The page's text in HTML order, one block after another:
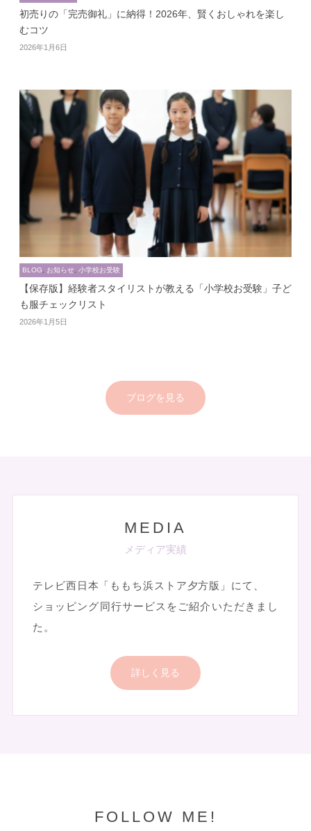
初売りの「完売御礼」に納得！2026年、賢くおしゃれを楽し
むコツ
2026年1月6日
BLOG, お知らせ, 小学校お受験
【保存版】経験者スタイリストが教える「小学校お受験」子ど
も服チェックリスト
2026年1月5日
ブログを見る
MEDIA
メディア実績
テレビ西日本「ももち浜ストア夕方版」にて、
ショッピング同行サービスをご紹介いただきまし
た。
詳しく見る
FOLLOW ME!